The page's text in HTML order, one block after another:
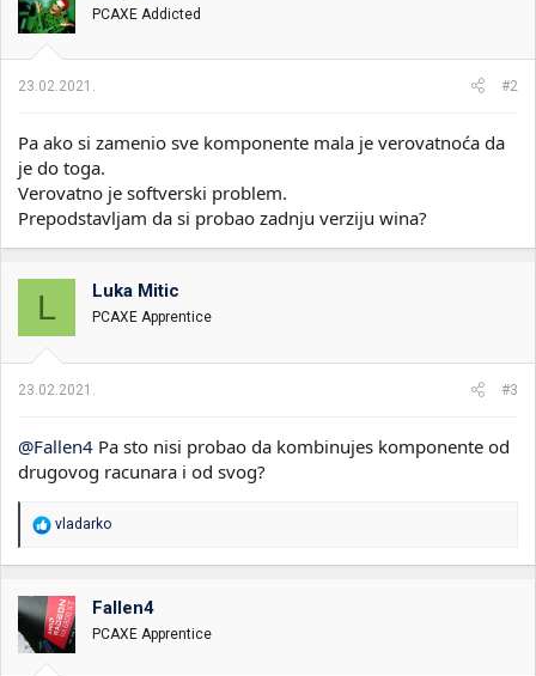
PCAXE Addicted
23.02.2021. #2
Pa ako si zamenio sve komponente mala je verovatnoća da
je do toga.
Verovatno je softverski problem.
Prepodstavljam da si probao zadnju verziju wina?
L Luka Mitic
PCAXE Apprentice
23.02.2021. #3
@Fallen4 Pa sto nisi probao da kombinujes komponente od
drugovog racunara i od svog?
R
o
v
a
n
vladarko
Fallen4
PCAXE Apprentice